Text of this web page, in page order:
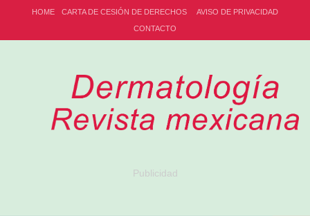
HOME CARTA DE CESIÓN DE DERECHOS
AVISO DE PRIVACIDAD
CONTACTO
Publicidad